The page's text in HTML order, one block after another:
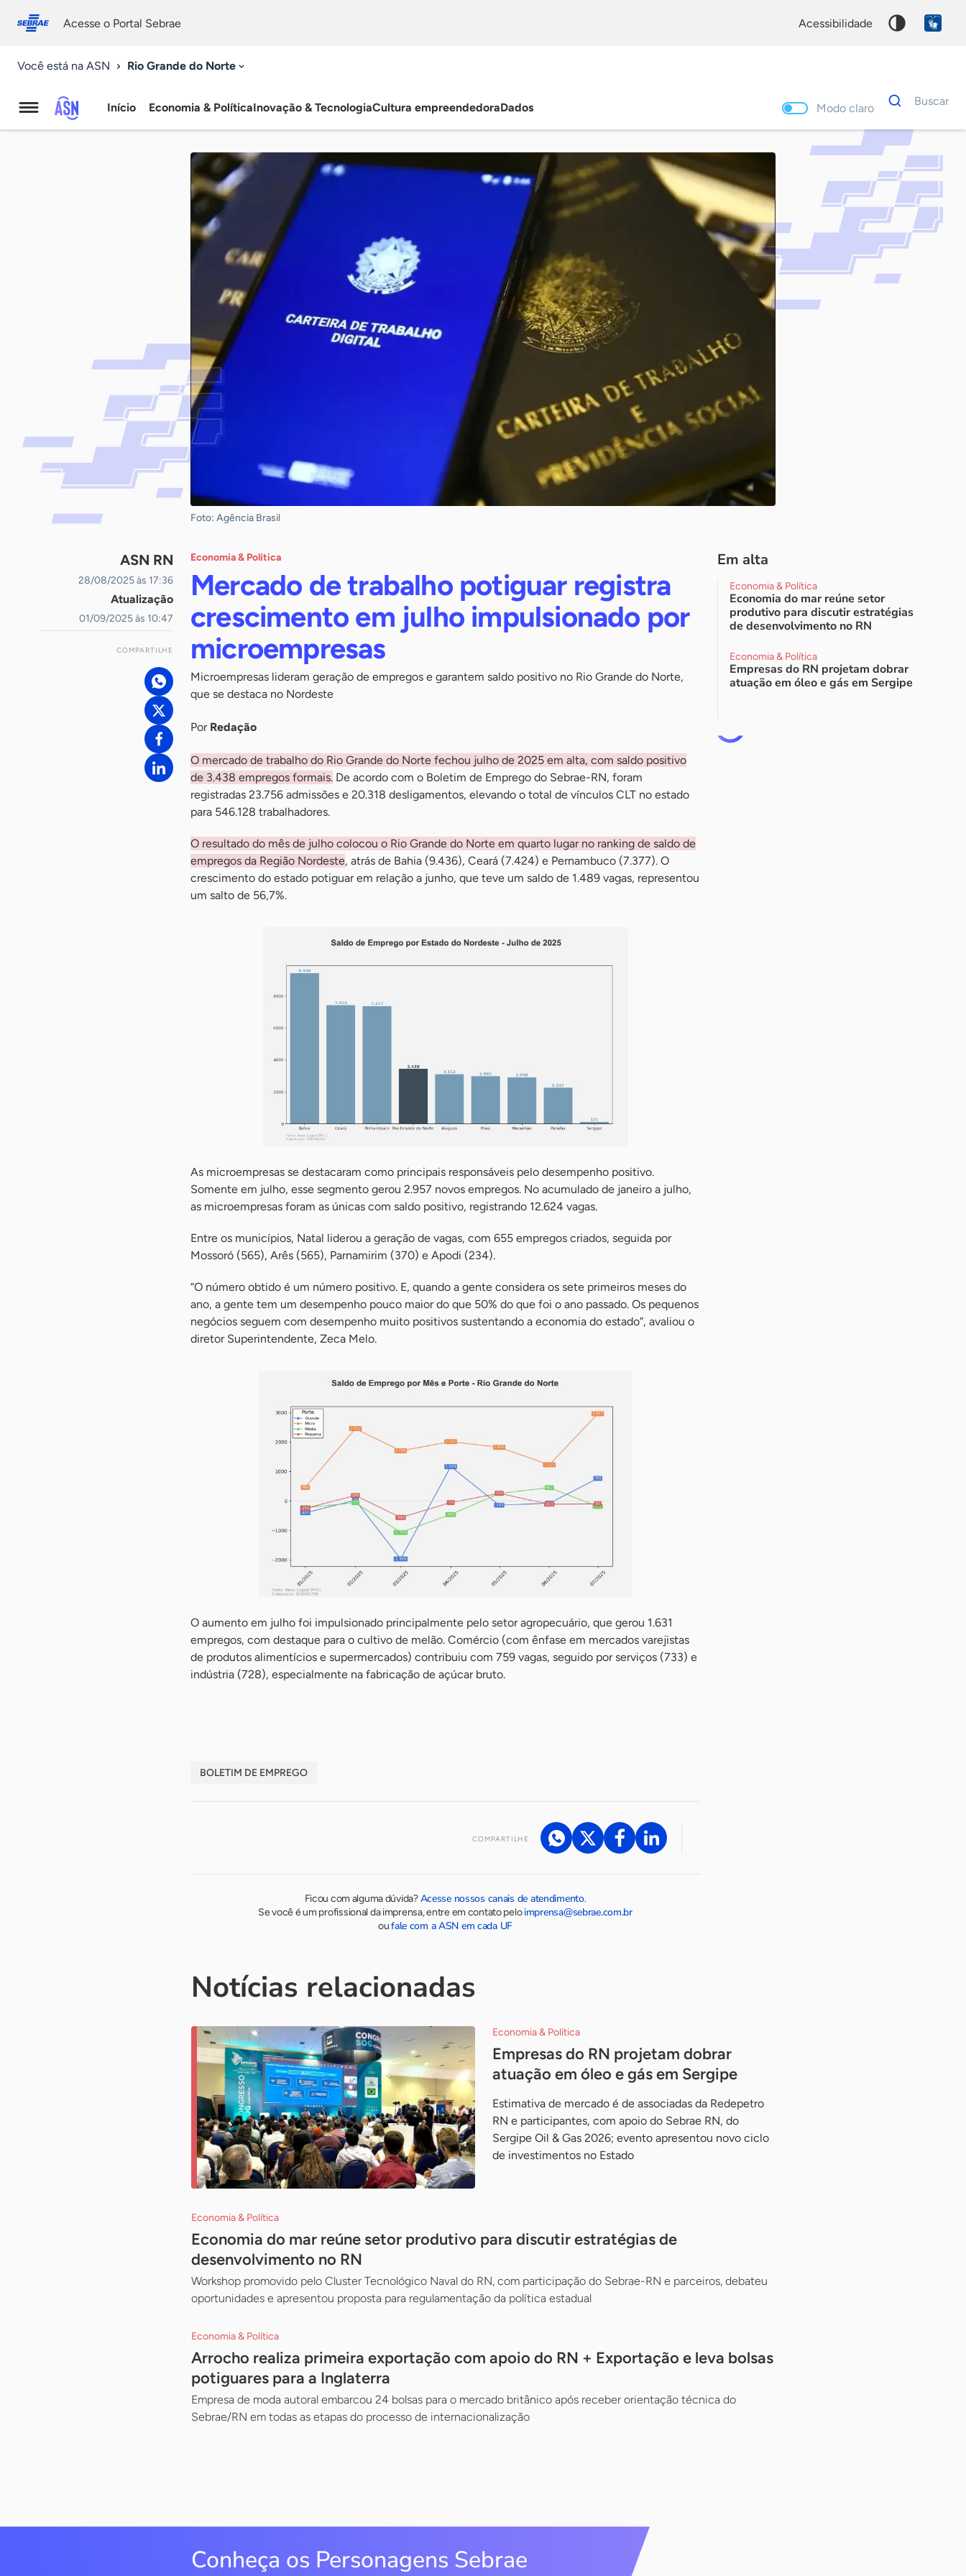
conosco
Acesse o Portal Sebrae acessibilidade
Você está na ASN Rio Grande do Norte
Agência
Início Economia & PolíticaInovação & TecnologiaCultura empreendedoraDados Modo claro
Dados
para
Buscar
Palavra
chave
Foto: Agência Brasil
ASN RN
28/08/2025 às 17:36
Atualização
01/09/2025 às 10:47
COMPARTILHE
Economia & Política
Mercado de trabalho potiguar registra
crescimento em julho impulsionado por
microempresas
Microempresas lideram geração de empregos e garantem saldo positivo no Rio Grande do Norte,
que se destaca no Nordeste
Por Redação
O mercado de trabalho do Rio Grande do Norte fechou julho de 2025 em alta, com saldo positivo
de 3.438 empregos formais. De acordo com o Boletim de Emprego do Sebrae-RN, foram
registradas 23.756 admissões e 20.318 desligamentos, elevando o total de vínculos CLT no estado
para 546.128 trabalhadores.
O resultado do mês de julho colocou o Rio Grande do Norte em quarto lugar no ranking de saldo de
empregos da Região Nordeste, atrás de Bahia (9.436), Ceará (7.424) e Pernambuco (7.377). O
crescimento do estado potiguar em relação a junho, que teve um saldo de 1.489 vagas, representou
um salto de 56,7%.
As microempresas se destacaram como principais responsáveis pelo desempenho positivo.
Somente em julho, esse segmento gerou 2.957 novos empregos. No acumulado de janeiro a julho,
as microempresas foram as únicas com saldo positivo, registrando 12.624 vagas.
Entre os municípios, Natal liderou a geração de vagas, com 655 empregos criados, seguida por
Mossoró (565), Arês (565), Parnamirim (370) e Apodi (234).
“O número obtido é um número positivo. E, quando a gente considera os sete primeiros meses do
ano, a gente tem um desempenho pouco maior do que 50% do que foi o ano passado. Os pequenos
negócios seguem com desempenho muito positivos sustentando a economia do estado”, avaliou o
diretor Superintendente, Zeca Melo.
O aumento em julho foi impulsionado principalmente pelo setor agropecuário, que gerou 1.631
empregos, com destaque para o cultivo de melão. Comércio (com ênfase em mercados varejistas
de produtos alimentícios e supermercados) contribuiu com 759 vagas, seguido por serviços (733) e
indústria (728), especialmente na fabricação de açúcar bruto.
BOLETIM DE EMPREGO
COMPARTILHE
Ficou com alguma dúvida?Acesse nossos canais de atendimento.
Se você é um profissional da imprensa, entre em contato peloimprensa@sebrae.com.br
oufale com a ASN em cada UF
Em alta
Economia & Política
Economia do mar reúne setor
produtivo para discutir estratégias
de desenvolvimento no RN
Economia & Política
Empresas do RN projetam dobrar
atuação em óleo e gás em Sergipe
Notícias relacionadas
Economia & Política
Empresas do RN projetam dobrar
atuação em óleo e gás em Sergipe
Estimativa de mercado é de associadas da Redepetro
RN e participantes, com apoio do Sebrae RN, do
Sergipe Oil & Gas 2026; evento apresentou novo ciclo
de investimentos no Estado
Economia & Política
Economia do mar reúne setor produtivo para discutir estratégias de
desenvolvimento no RN
Workshop promovido pelo Cluster Tecnológico Naval do RN, com participação do Sebrae-RN e parceiros, debateu
oportunidades e apresentou proposta para regulamentação da política estadual
Economia & Política
Arrocho realiza primeira exportação com apoio do RN + Exportação e leva bolsas
potiguares para a Inglaterra
Empresa de moda autoral embarcou 24 bolsas para o mercado britânico após receber orientação técnica do
Sebrae/RN em todas as etapas do processo de internacionalização
Conheça os Personagens Sebrae